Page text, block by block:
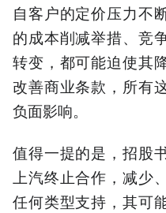
自客户的定价压力不
的成本削减举措、竞
转变，都可能迫使其
改善商业条款，所有
负面影响。
值得一提的是，招股
上汽终止合作，减少
任何类型支持，其可